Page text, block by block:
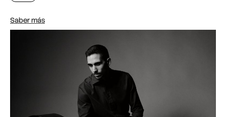
Saber más